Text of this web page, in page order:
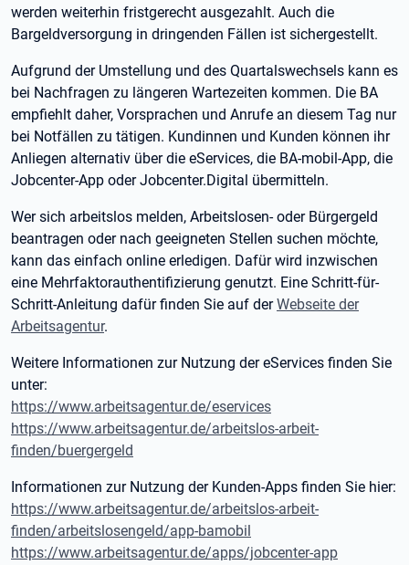
werden weiterhin fristgerecht ausgezahlt. Auch die
Bargeldversorgung in dringenden Fällen ist sichergestellt.
Aufgrund der Umstellung und des Quartalswechsels kann es
bei Nachfragen zu längeren Wartezeiten kommen. Die BA
empfiehlt daher, Vorsprachen und Anrufe an diesem Tag nur
bei Notfällen zu tätigen. Kundinnen und Kunden können ihr
Anliegen alternativ über die eServices, die BA-mobil-App, die
Jobcenter-App oder Jobcenter.Digital übermitteln.
Wer sich arbeitslos melden, Arbeitslosen- oder Bürgergeld
beantragen oder nach geeigneten Stellen suchen möchte,
kann das einfach online erledigen. Dafür wird inzwischen
eine Mehrfaktorauthentifizierung genutzt. Eine Schritt-für-
Schritt-Anleitung dafür finden Sie auf derWebseite der
Arbeitsagentur.
Weitere Informationen zur Nutzung der eServices finden Sie
unter:
https://www.arbeitsagentur.de/eservices
https://www.arbeitsagentur.de/arbeitslos-arbeit-
finden/buergergeld
Informationen zur Nutzung der Kunden-Apps finden Sie hier:
https://www.arbeitsagentur.de/arbeitslos-arbeit-
finden/arbeitslosengeld/app-bamobil
https://www.arbeitsagentur.de/apps/jobcenter-app